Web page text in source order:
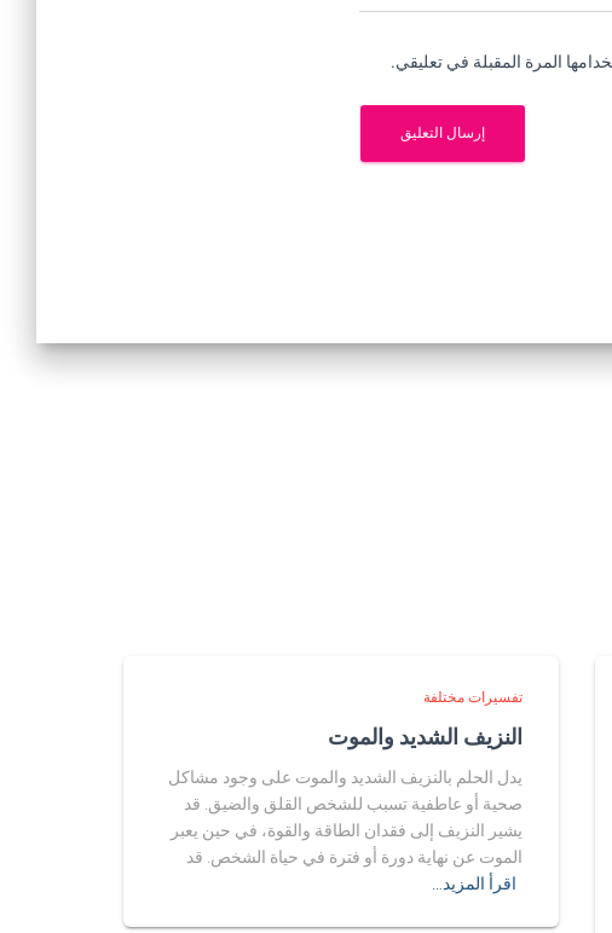
المرة المقبلة في تعليقي.
تفسيرات مختلفة
النزيف الشديد والموت
يدل الحلم بالنزيف الشديد والموت على وجود مشاكل
صحية أو عاطفية تسبب للشخص القلق والضيق. قد
يشير النزيف إلى فقدان الطاقة والقوة، في حين يعبر
الموت عن نهاية دورة أو فترة في حياة الشخص. قد
اقرأ المزيد…